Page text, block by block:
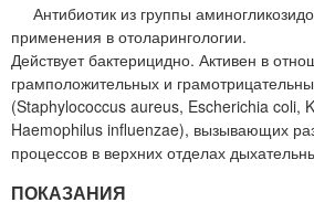
Антибиотик из группы
применения в отоларингологии.
Действует бактерицидно. Активен в
грамположительных и
(Staphylococcus aureus, Escherichia coli,
Haemophilus influenzae), вызывающих
процессов в верхних отделах
ПОКАЗАНИЯ